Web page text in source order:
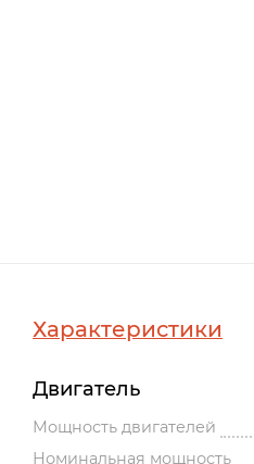
Характеристики
Двигатель
Мощность двигателей
Номинальная мощность